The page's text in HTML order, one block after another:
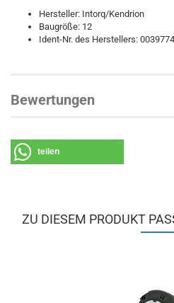
Hersteller: Intorq/Kendrion
Baugröße: 12
Ident-Nr. des Herstellers:
Bewertungen
teilen
ZU DIESEM PRODUKT